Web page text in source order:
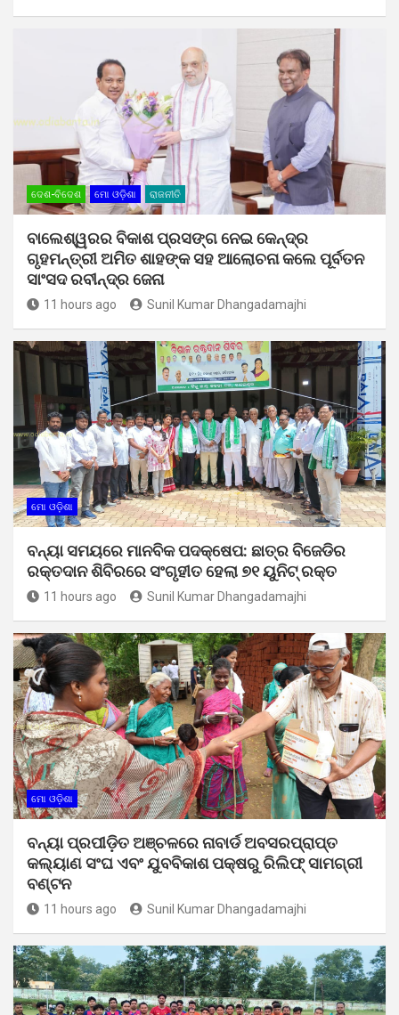
ଦେଶ-ବିଦେଶ ମୋ ଓଡ଼ିଶା ରାଜନୀତି
ବାଲେଶ୍ୱରର ବିକାଶ ପ୍ରସଙ୍ଗ ନେଇ କେନ୍ଦ୍ର
ଗୃହମନ୍ତ୍ରୀ ଅମିତ ଶାହଙ୍କ ସହ ଆଲୋଚନା କଲେ ପୂର୍ବତନ
ସାଂସଦ ରବୀନ୍ଦ୍ର ଜେନା
11 hours ago Sunil Kumar Dhangadamajhi
ମୋ ଓଡ଼ିଶା
ବନ୍ୟା ସମୟରେ ମାନବିକ ପଦକ୍ଷେପ: ଛାତ୍ର ବିଜେଡିର
ରକ୍ତଦାନ ଶିବିରରେ ସଂଗୃହୀତ ହେଲା ୭୧ ୟୁନିଟ୍ ରକ୍ତ
11 hours ago Sunil Kumar Dhangadamajhi
ମୋ ଓଡ଼ିଶା
ବନ୍ୟା ପ୍ରପୀଡ଼ିତ ଅଞ୍ଚଳରେ ନାବାର୍ଡ ଅବସରପ୍ରାପ୍ତ
କଲ୍ୟାଣ ସଂଘ ଏବଂ ଯୁବବିକାଶ ପକ୍ଷରୁ ରିଲିଫ୍ ସାମଗ୍ରୀ
ବଣ୍ଟନ
11 hours ago Sunil Kumar Dhangadamajhi